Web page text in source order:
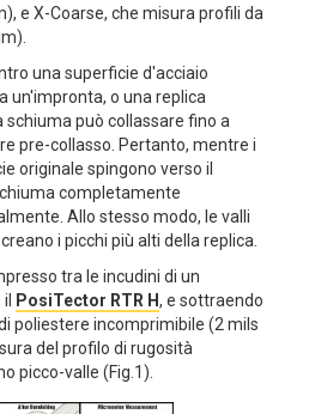
e X-Coarse, che misura profili da
una superficie d'acciaio
un'impronta, o una replica
schiuma può collassare fino a
pre-collasso. Pertanto, mentre i
originale spingono verso il
completamente
Allo stesso modo, le valli
i picchi più alti della replica.
tra le incudini di un
PosiTector RTR H, e sottraendo
poliestere incomprimibile (2 mils
del profilo di rugosità
picco-valle (Fig.1).